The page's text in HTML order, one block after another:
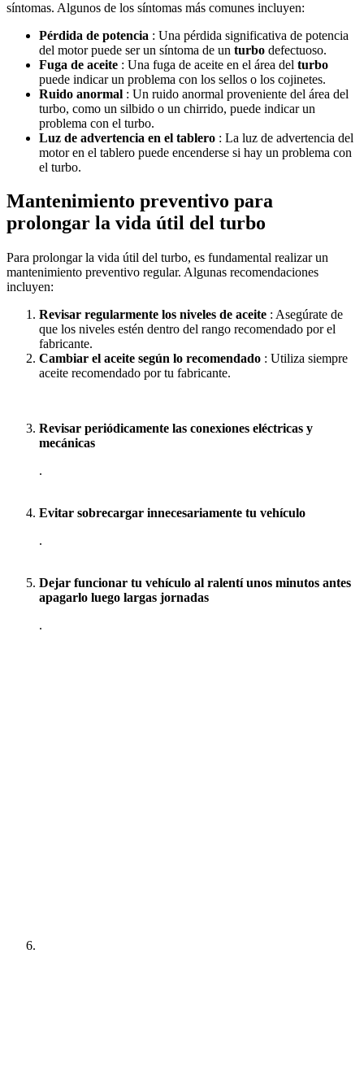
síntomas. Algunos de los síntomas más comunes incluyen:
Pérdida de potencia : Una pérdida significativa de potencia
del motor puede ser un síntoma de un turbo defectuoso.
Fuga de aceite : Una fuga de aceite en el área del turbo
puede indicar un problema con los sellos o los cojinetes.
Ruido anormal : Un ruido anormal proveniente del área del
turbo, como un silbido o un chirrido, puede indicar un
problema con el turbo.
Luz de advertencia en el tablero : La luz de advertencia del
motor en el tablero puede encenderse si hay un problema con
el turbo.
Mantenimiento preventivo para
prolongar la vida útil del turbo
Para prolongar la vida útil del turbo, es fundamental realizar un
mantenimiento preventivo regular. Algunas recomendaciones
incluyen:
Revisar regularmente los niveles de aceite : Asegúrate de
que los niveles estén dentro del rango recomendado por el
fabricante.
Cambiar el aceite según lo recomendado : Utiliza siempre
aceite recomendado por tu fabricante.
Revisar periódicamente las conexiones eléctricas y
mecánicas
.
Evitar sobrecargar innecesariamente tu vehículo
.
Dejar funcionar tu vehículo al ralentí unos minutos antes
apagarlo luego largas jornadas
.